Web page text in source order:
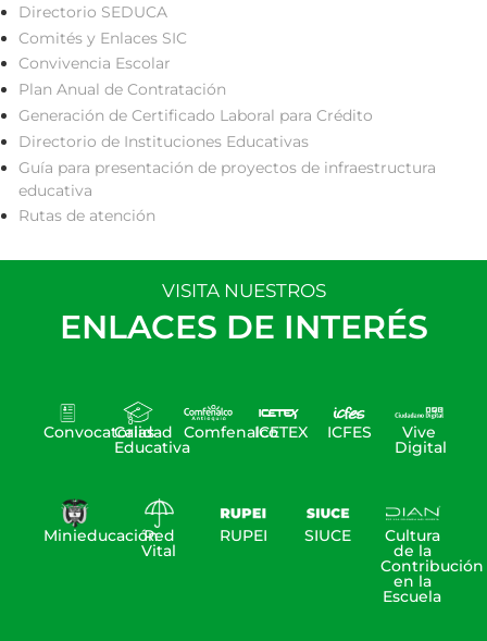
Directorio SEDUCA
Comités y Enlaces SIC
Convivencia Escolar
Plan Anual de Contratación
Generación de Certificado Laboral para Crédito
Directorio de Instituciones Educativas
Guía para presentación de proyectos de infraestructura
educativa
Rutas de atención
VISITA NUESTROS
ENLACES DE INTERÉS
Convocatorias
Calidad
Educativa
ComfenalcoICETEX ICFES Vive
Digital
MinieducaciónRed
Vital
RUPEI SIUCE Cultura
de la
Contribución
en la
Escuela